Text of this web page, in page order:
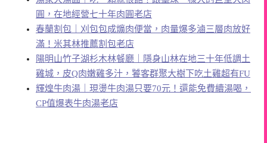
圓，在地經營七十年肉圓老店
春蘭割包｜刈包包成爌肉便當，肉量爆多滷三層肉放好
滿！米其林推薦割包老店
陽明山竹子湖杉木林餐廳｜隱身山林在地三十年低調土
雞城，皮Q肉嫩雞多汁，饕客群聚大樹下吃土雞超有FU
輝煌牛肉湯｜現燙牛肉湯只要70元！還能免費續湯喝，
CP值爆表牛肉湯老店